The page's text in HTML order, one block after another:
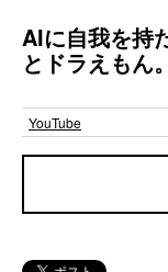
AIに自我を持
とドラえもん。
YouTube